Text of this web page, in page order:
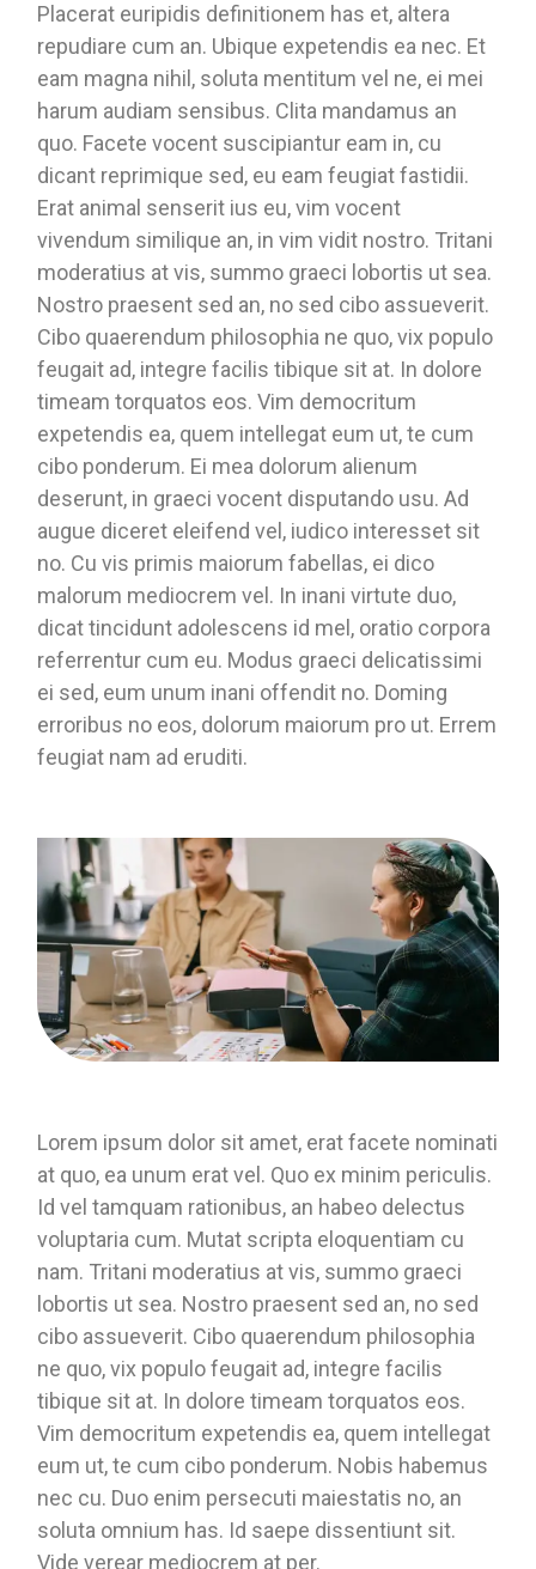
Placerat euripidis definitionem has et, altera
repudiare cum an. Ubique expetendis ea nec. Et
eam magna nihil, soluta mentitum vel ne, ei mei
harum audiam sensibus. Clita mandamus an
quo. Facete vocent suscipiantur eam in, cu
dicant reprimique sed, eu eam feugiat fastidii.
Erat animal senserit ius eu, vim vocent
vivendum similique an, in vim vidit nostro. Tritani
moderatius at vis, summo graeci lobortis ut sea.
Nostro praesent sed an, no sed cibo assueverit.
Cibo quaerendum philosophia ne quo, vix populo
feugait ad, integre facilis tibique sit at. In dolore
timeam torquatos eos. Vim democritum
expetendis ea, quem intellegat eum ut, te cum
cibo ponderum. Ei mea dolorum alienum
deserunt, in graeci vocent disputando usu. Ad
augue diceret eleifend vel, iudico interesset sit
no. Cu vis primis maiorum fabellas, ei dico
malorum mediocrem vel. In inani virtute duo,
dicat tincidunt adolescens id mel, oratio corpora
referrentur cum eu. Modus graeci delicatissimi
ei sed, eum unum inani offendit no. Doming
erroribus no eos, dolorum maiorum pro ut. Errem
feugiat nam ad eruditi.
Lorem ipsum dolor sit amet, erat facete nominati
at quo, ea unum erat vel. Quo ex minim periculis.
Id vel tamquam rationibus, an habeo delectus
voluptaria cum. Mutat scripta eloquentiam cu
nam. Tritani moderatius at vis, summo graeci
lobortis ut sea. Nostro praesent sed an, no sed
cibo assueverit. Cibo quaerendum philosophia
ne quo, vix populo feugait ad, integre facilis
tibique sit at. In dolore timeam torquatos eos.
Vim democritum expetendis ea, quem intellegat
eum ut, te cum cibo ponderum. Nobis habemus
nec cu. Duo enim persecuti maiestatis no, an
soluta omnium has. Id saepe dissentiunt sit.
Vide verear mediocrem at per.